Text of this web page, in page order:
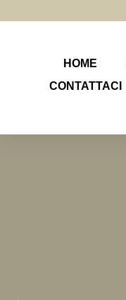
HOME
CONTATTACI